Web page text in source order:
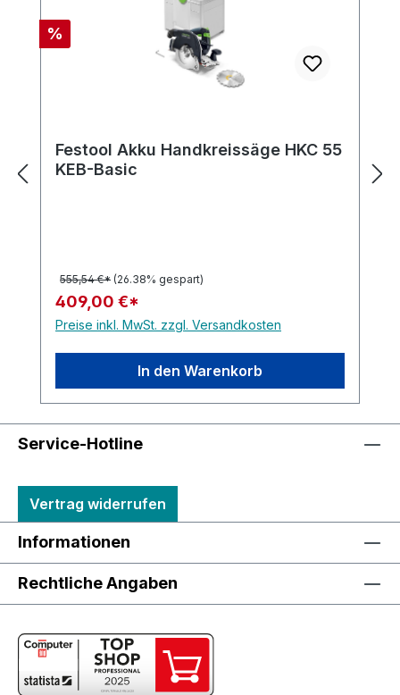
Rabatt
%
Festool Akku Handkreissäge HKC 55
KEB-Basic
555,54 €* (26.38% gespart)
409,00 €*
Preise inkl. MwSt. zzgl. Versandkosten
In den Warenkorb
Service-Hotline
Vertrag widerrufen
Informationen
Rechtliche Angaben